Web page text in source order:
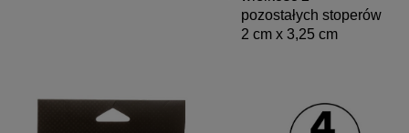
pozostałych stoperów
2 cm x 3,25 cm